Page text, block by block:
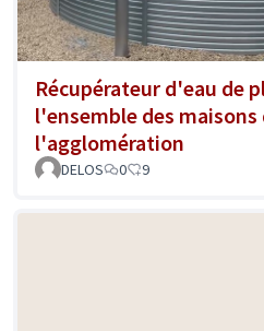
Récupérateur d'eau de
l'ensemble des maisons
l'agglomération
DELOS 0 9